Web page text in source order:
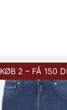
KØB 2 – FÅ 150